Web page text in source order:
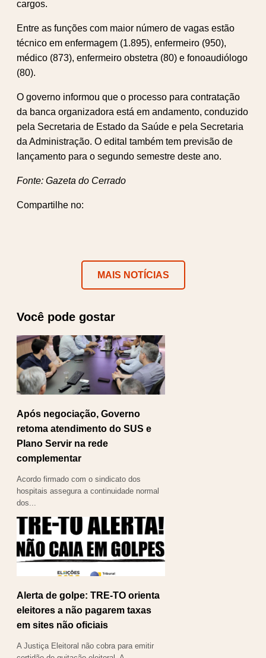
cargos.
Entre as funções com maior número de vagas estão
técnico em enfermagem (1.895), enfermeiro (950),
médico (873), enfermeiro obstetra (80) e fonoaudiólogo
(80).
O governo informou que o processo para contratação
da banca organizadora está em andamento, conduzido
pela Secretaria de Estado da Saúde e pela Secretaria
da Administração. O edital também tem previsão de
lançamento para o segundo semestre deste ano.
Fonte: Gazeta do Cerrado
Compartilhe no:
MAIS NOTÍCIAS
Você pode gostar
Após negociação, Governo
retoma atendimento do SUS e
Plano Servir na rede
complementar
Acordo firmado com o sindicato dos
hospitais assegura a continuidade normal
dos...
Alerta de golpe: TRE-TO orienta
eleitores a não pagarem taxas
em sites não oficiais
A Justiça Eleitoral não cobra para emitir